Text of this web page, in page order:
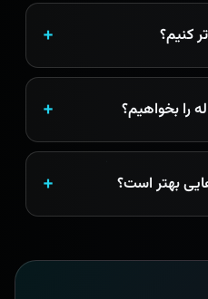
کنیم؟
را بخواهیم؟
بهتر است؟